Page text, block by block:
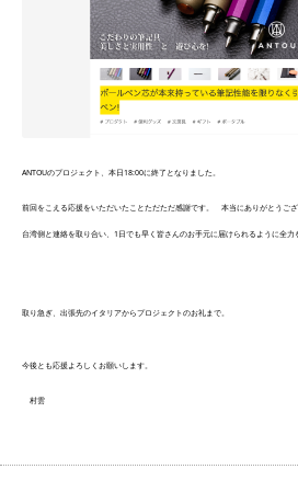
ANTOUのプロジェクト、本日18:00に終了となりました。
前回をこえる応援をいただいたことただただ感謝です。 本当にありがとうござ
台湾側と連絡を取り合い、1日でも早く皆さんのお手元に届けられるように全力
取り急ぎ、出張先のイタリアからプロジェクトのお礼まで。
今後とも応援よろしくお願いします。
村雲